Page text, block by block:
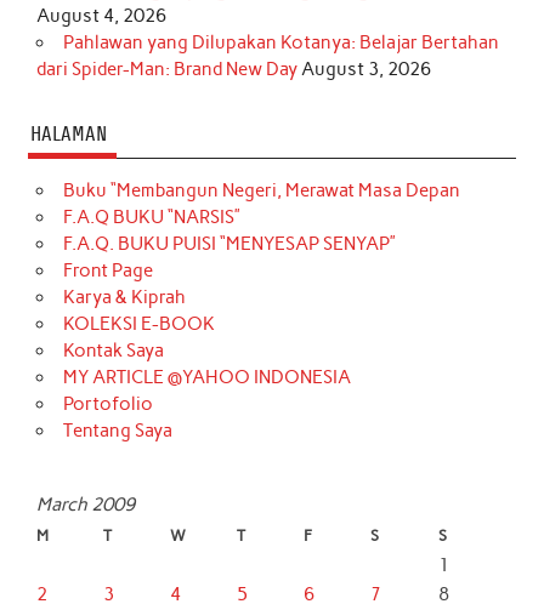
August 4, 2026
Pahlawan yang Dilupakan Kotanya: Belajar Bertahan
dari Spider-Man: Brand New DayAugust 3, 2026
HALAMAN
Buku “Membangun Negeri, Merawat Masa Depan
F.A.Q BUKU “NARSIS”
F.A.Q. BUKU PUISI “MENYESAP SENYAP”
Front Page
Karya & Kiprah
KOLEKSI E-BOOK
Kontak Saya
MY ARTICLE @YAHOO INDONESIA
Portofolio
Tentang Saya
March 2009
M T W T F S S
1
2
3 4 5 6 7 8